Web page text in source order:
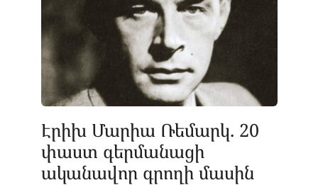
Էրիխ Մարիա Ռեմարկ. 20
փաստ գերմանացի
ականավոր գրողի մասին